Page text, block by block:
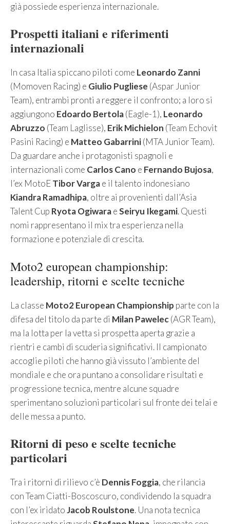
già possiede esperienza internazionale.
Prospetti italiani e riferimenti
internazionali
In casa Italia spiccano piloti come Leonardo Zanni
(Momoven Racing) e Giulio Pugliese (Aspar Junior
Team), entrambi pronti a reggere il confronto; a loro si
aggiungono Edoardo Bertola(Eagle-1), Leonardo
Abruzzo (Team Laglisse), Erik Michielon (Team Echovit
Pasini Racing) e Matteo Gabarrini(MTA Junior Team).
Da guardare anche i protagonisti spagnoli e
internazionali come Carlos Cano e Fernando Bujosa,
l’ex MotoETibor Vargae il talento indonesiano
Kiandra Ramadhipa, oltre ai provenienti dall’Asia
Talent Cup Ryota OgiwaraeSeiryu Ikegami. Questi
nomi rappresentano il mix tra esperienza nella
formazione e potenziale di crescita.
Moto2 european championship:
leadership, ritorni e scelte tecniche
La classe Moto2 European Championship parte con la
difesa del titolo da parte di Milan Pawelec(AGR Team),
ma la lotta per la vetta si prospetta aperta grazie a
rientri e cambi di scuderia significativi. Il campionato
accoglie piloti che hanno già vissuto l’ambiente del
mondiale e che ora puntano a consolidare risultati e
progressione tecnica, mentre alcune squadre
sperimentano soluzioni particolari sul fronte dei telai e
delle messa a punto.
Ritorni di peso e scelte tecniche
particolari
Tra i ritorni di rilievo c’è Dennis Foggia, che rilancia
con Team Ciatti-Boscoscuro, condividendo la squadra
con l’ex iridatoJacob Roulstone. Una nota tecnica